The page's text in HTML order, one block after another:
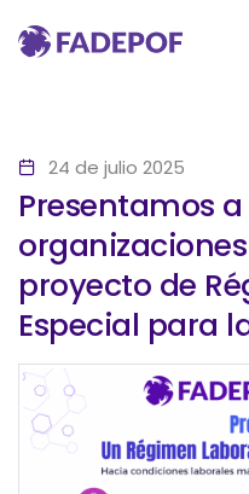
24 de julio 2025
Presentamos
proyecto de
Especial para